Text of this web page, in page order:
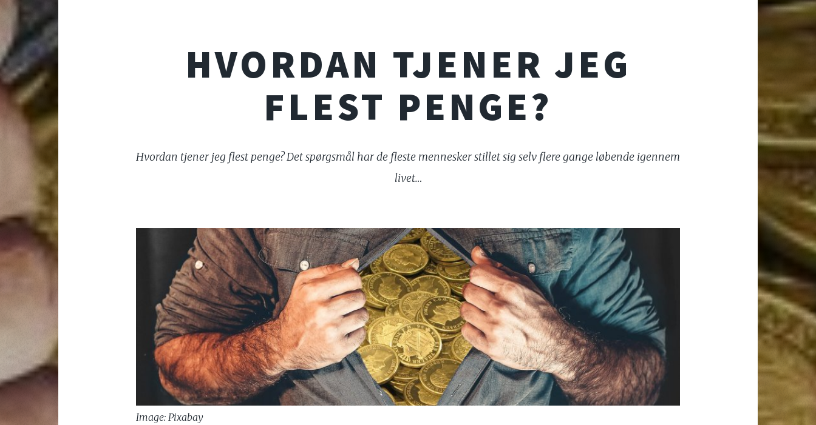
HVORDAN TJENER JEG
FLEST PENGE?
Hvordan tjener jeg flest penge? Det spørgsmål har de fleste mennesker stillet sig selv flere gange løbende igennem
livet…
Image: Pixabay